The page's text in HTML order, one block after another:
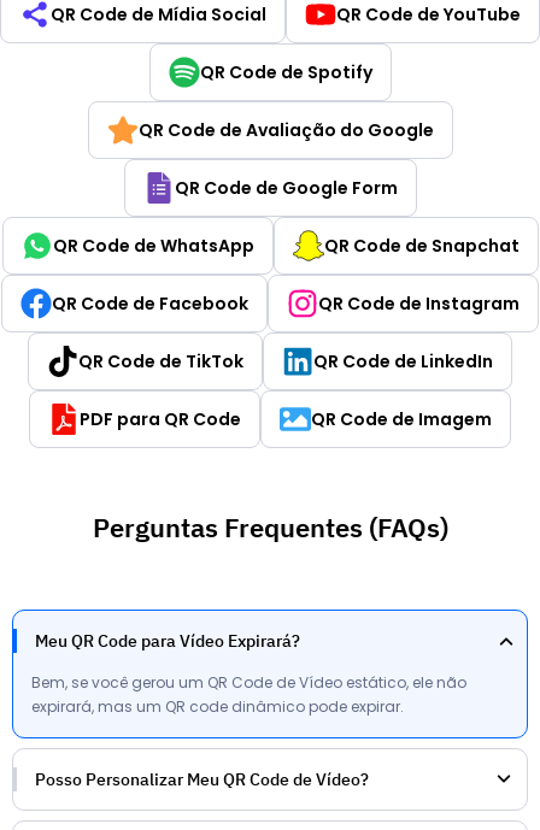
QR Code de Mídia Social QR Code de YouTube
QR Code de Spotify
QR Code de Avaliação do Google
QR Code de Google Form
QR Code de WhatsApp QR Code de Snapchat
QR Code de Facebook QR Code de Instagram
QR Code de TikTok QR Code de LinkedIn
PDF para QR Code QR Code de Imagem
Perguntas Frequentes (FAQs)
Meu QR Code para Vídeo Expirará?
Bem, se você gerou um QR Code de Vídeo estático, ele não
expirará, mas um QR code dinâmico pode expirar.
Posso Personalizar Meu QR Code de Vídeo?